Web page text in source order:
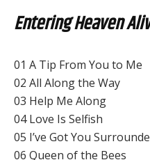
Entering Heaven
01 A Tip From You to Me
02 All Along the Way
03 Help Me Along
04 Love Is Selfish
05 I’ve Got You
06 Queen of the Bees